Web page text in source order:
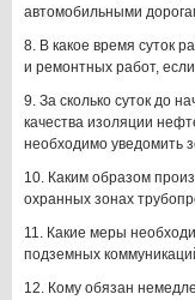
автомобильными
8. В какое время суток
и ремонтных работ,
9. За сколько суток до
качества изоляции
необходимо уведомить
10. Каким образом
охранных зонах
11. Какие меры
подземных
12. Кому обязан